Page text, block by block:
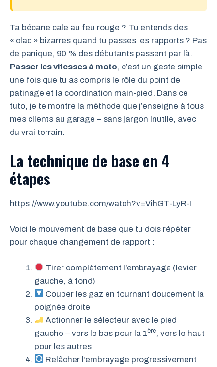
Ta bécane cale au feu rouge ? Tu entends des
« clac » bizarres quand tu passes les rapports ? Pas
de panique, 90 % des débutants passent par là.
Passer les vitesses à moto, c’est un geste simple
une fois que tu as compris le rôle du point de
patinage et la coordination main-pied. Dans ce
tuto, je te montre la méthode que j’enseigne à tous
mes clients au garage – sans jargon inutile, avec
du vrai terrain.
La technique de base en 4
étapes
https://www.youtube.com/watch?v=VihGT-LyR-I
Voici le mouvement de base que tu dois répéter
pour chaque changement de rapport :
Tirer complètement l’embrayage (levier
gauche, à fond)
Couper les gaz en tournant doucement la
poignée droite
Actionner le sélecteur avec le pied
gauche – vers le bas pour la 1ère, vers le haut
pour les autres
Relâcher l’embrayage progressivement